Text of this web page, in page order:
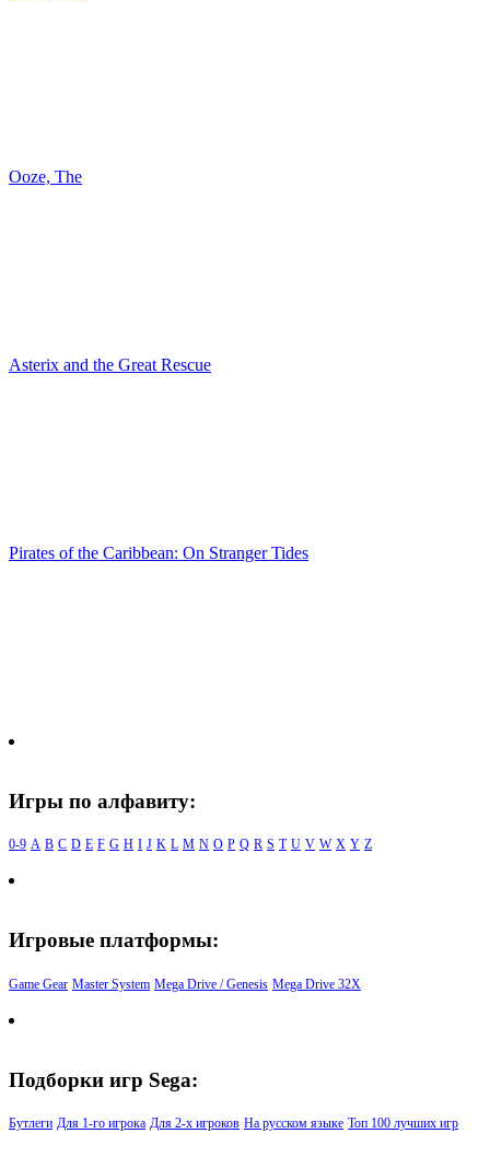
Ooze, The
Asterix and the Great Rescue
Pirates of the Caribbean: On Stranger Tides
Игры по алфавиту:
0-9 A B C D E F G H I J K L M N O P Q R S T U V W X Y Z
Игровые платформы:
Game Gear Master System Mega Drive / Genesis Mega Drive 32X
Подборки игр Sega:
Бутлеги Для 1-го игрока Для 2-х игроков На русском языке Топ 100 лучших игр